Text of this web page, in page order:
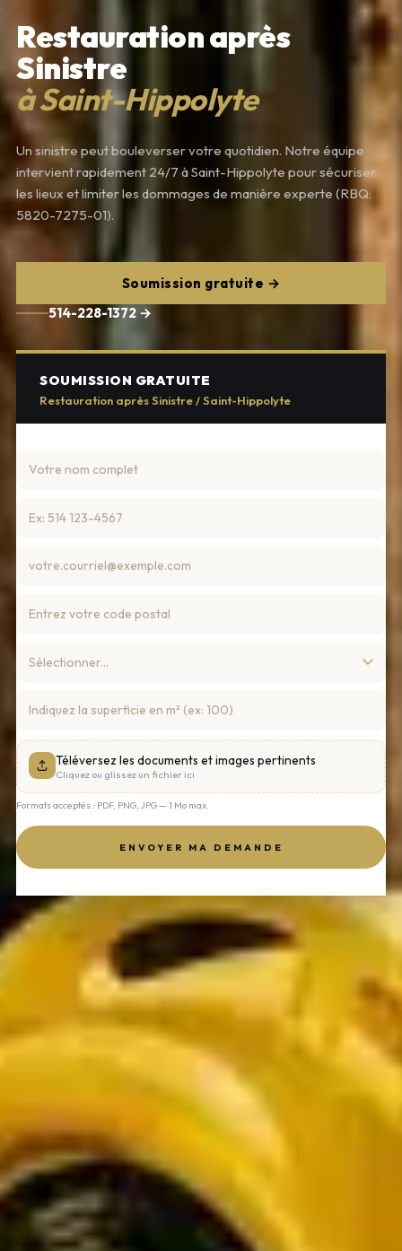
Restauration après
Sinistre
à Saint-Hippolyte
Un sinistre peut bouleverser votre quotidien. Notre équipe
intervient rapidement 24/7 à Saint-Hippolyte pour sécuriser
les lieux et limiter les dommages de manière experte (RBQ:
5820-7275-01).
Soumission gratuite →
514-228-1372 →
SOUMISSION GRATUITE
Restauration après Sinistre / Saint-Hippolyte
Téléversez les documents et images pertinents
Cliquez ou glissez un fichier ici
Formats acceptés : PDF, PNG, JPG — 1 Mo max.
ENVOYER MA DEMANDE